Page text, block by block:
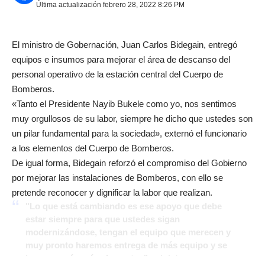
Última actualización febrero 28, 2022 8:26 PM
El ministro de Gobernación, Juan Carlos Bidegain, entregó
equipos e insumos para mejorar el área de descanso del
personal operativo de la estación central del Cuerpo de
Bomberos.
«Tanto el Presidente Nayib Bukele como yo, nos sentimos
muy orgullosos de su labor, siempre he dicho que ustedes son
un pilar fundamental para la sociedad», externó el funcionario
a los elementos del Cuerpo de Bomberos.
De igual forma, Bidegain reforzó el compromiso del Gobierno
por mejorar las instalaciones de Bomberos, con ello se
pretende reconocer y dignificar la labor que realizan.